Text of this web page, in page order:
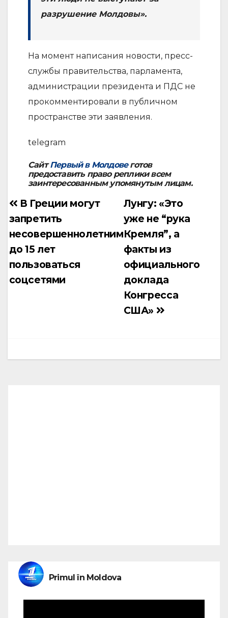
разрушение Молдовы».
На момент написания новости, пресс-
службы правительства, парламента,
администрации президента и ПДС не
прокомментировали в публичном
пространстве эти заявления.
telegram
СайтПервый в Молдовеготов
предоставить право реплики всем
заинтересованным упомянутым лицам.
Навигация
по
записям
Лунгу: «Это
уже не “рука
Кремля”, а
факты из
официального
доклада
Конгресса
США»
В Греции могут
запретить
несовершеннолетним
до 15 лет
пользоваться
соцсетями
Primul în Moldova